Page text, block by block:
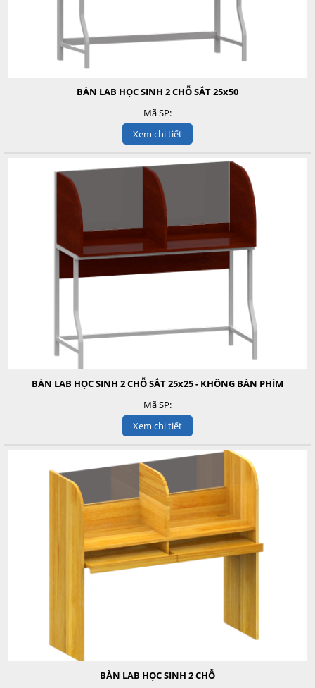
BÀN LAB HỌC SINH 2 CHỖ SẮT 25x50
Mã SP:
Xem chi tiết
BÀN LAB HỌC SINH 2 CHỖ SẮT 25x25 - KHÔNG BÀN PHÍM
Mã SP:
Xem chi tiết
BÀN LAB HỌC SINH 2 CHỖ